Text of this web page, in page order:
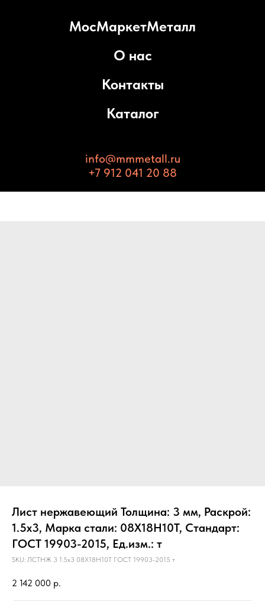
МосМаркетМеталл
О нас
Контакты
Каталог
info@mmmetall.ru
+7 912 041 20 88
Лист нержавеющий Толщина: 3 мм, Раскрой:
1.5х3, Марка стали: 08Х18Н10Т, Стандарт:
ГОСТ 19903-2015, Ед.изм.: т
SKU: ЛСТНЖ 3 1.5х3 08Х18Н10Т ГОСТ 19903-2015 т
2 142 000 р.